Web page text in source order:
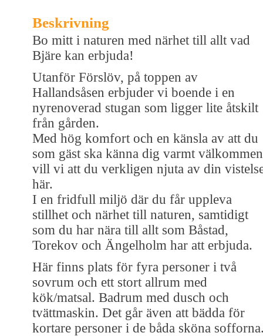
Beskrivning
Bo mitt i naturen med närhet till allt vad
Bjäre kan erbjuda!
Utanför Förslöv, på toppen av
Hallandsåsen erbjuder vi boende i en
nyrenoverad stugan som ligger lite åtskilt
från gården.
Med hög komfort och en känsla av att du
som gäst ska känna dig varmt
vill vi att du verkligen njuta av din
här.
I en fridfull miljö där du får uppleva
stillhet och närhet till naturen, samtidigt
som du har nära till allt som Båstad,
Torekov och Ängelholm har att erbjuda.
Här finns plats för fyra personer i två
sovrum och ett stort allrum med
kök/matsal. Badrum med dusch och
tvättmaskin. Det går även att bädda för
kortare personer i de båda sköna